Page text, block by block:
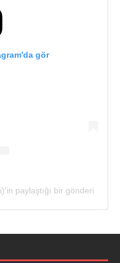
gör
paylaştığı bir gönderi